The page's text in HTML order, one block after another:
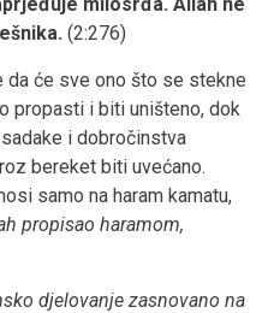
(2:276)
da će sve ono što se stekne
propasti i biti uništeno, dok
i dobročinstva
bereket biti uvećano.
samo na haram kamatu,
propisao haramom,
djelovanje zasnovano na